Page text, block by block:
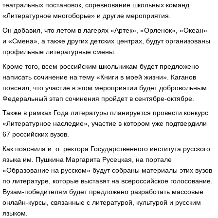
театральных постановок, соревнование школьных команд
«Литературное многоборье» и другие мероприятия.
Он добавил, что летом в лагерях «Артек», «Орленок», «Океан»
и «Смена», а также других детских центрах, будут организованы
профильные литературные смены.
Кроме того, всем российским школьникам будет предложено
написать сочинение на тему «Книги в моей жизни». Каганов
пояснил, что участие в этом мероприятии будет добровольным.
Федеральный этап сочинения пройдет в сентябре-октябре.
Также в рамках Года литературы планируется провести конкурс
«Литературное наследие», участие в котором уже подтвердили
67 российских вузов.
Как пояснила и. о. ректора Государственного института русского
языка им. Пушкина Маргарита Русецкая, на портале
«Образование на русском» будут собраны материалы этих вузов
по литературе, которые выставят на всероссийское голосование.
Вузам-победителям будет предложено разработать массовые
онлайн-курсы, связанные с литературой, культурой и русским
языком.